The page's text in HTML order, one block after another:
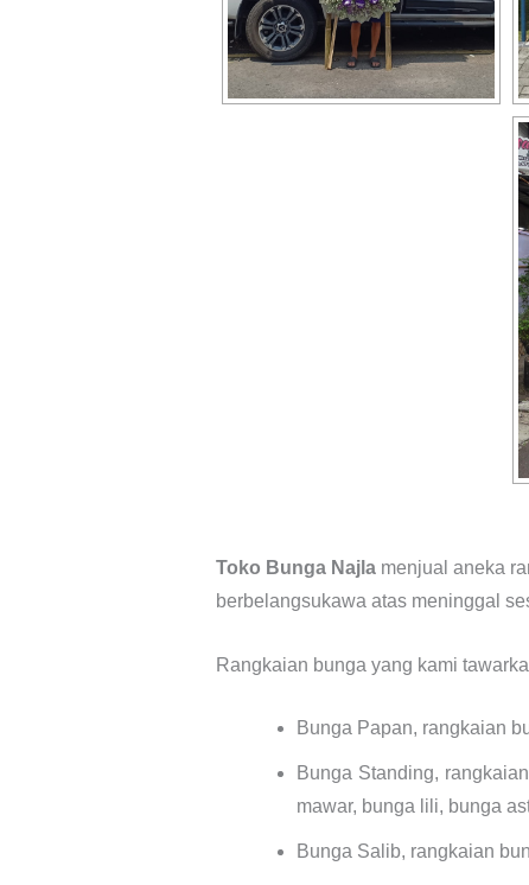
Toko Bunga Najla menjual aneka
berbelangsukawa atas meninggal
Rangkaian bunga yang kami
Bunga Papan, rangkaian
Bunga Standing,
mawar, bunga lili, bunga
Bunga Salib, rangkaian